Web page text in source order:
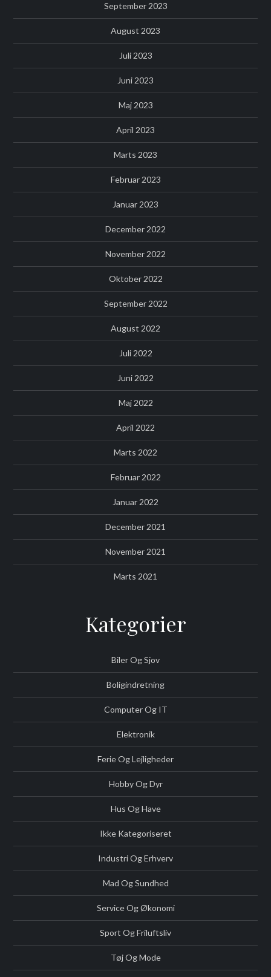
September 2023
August 2023
Juli 2023
Juni 2023
Maj 2023
April 2023
Marts 2023
Februar 2023
Januar 2023
December 2022
November 2022
Oktober 2022
September 2022
August 2022
Juli 2022
Juni 2022
Maj 2022
April 2022
Marts 2022
Februar 2022
Januar 2022
December 2021
November 2021
Marts 2021
Kategorier
Biler Og Sjov
Boligindretning
Computer Og IT
Elektronik
Ferie Og Lejligheder
Hobby Og Dyr
Hus Og Have
Ikke Kategoriseret
Industri Og Erhverv
Mad Og Sundhed
Service Og Økonomi
Sport Og Friluftsliv
Tøj Og Mode